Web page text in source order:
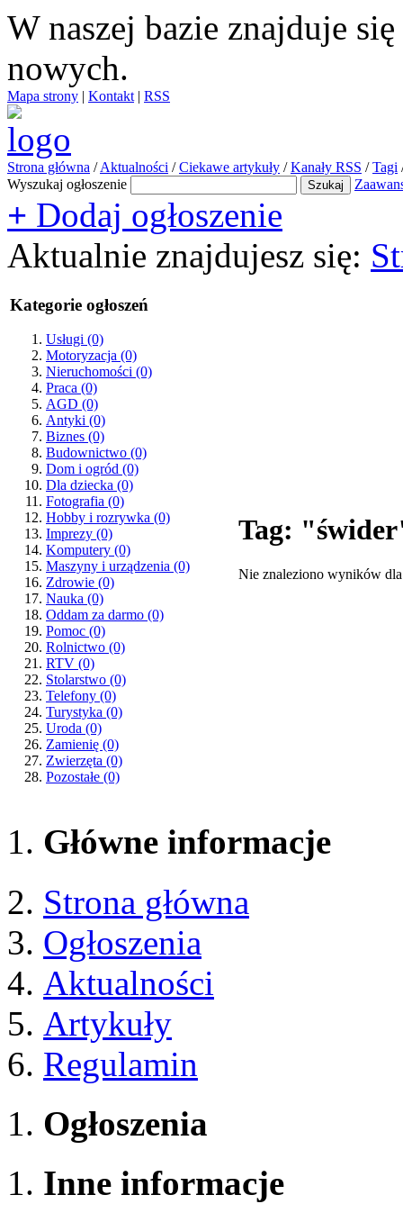
W naszej bazie znajduje się
nowych.
Mapa strony | Kontakt | RSS
Strona główna / Aktualności / Ciekawe artykuły / Kanały RSS / Tagi
Wyszukaj ogłoszenie
+ Dodaj ogłoszenie
Aktualnie znajdujesz się:
Kategorie ogłoszeń
Usługi (0)
Motoryzacja (0)
Nieruchomości (0)
Praca (0)
AGD (0)
Antyki (0)
Biznes (0)
Budownictwo (0)
Dom i ogród (0)
Dla dziecka (0)
Fotografia (0)
Hobby i rozrywka (0)
Imprezy (0)
Komputery (0)
Maszyny i urządzenia (0)
Zdrowie (0)
Nauka (0)
Oddam za darmo (0)
Pomoc (0)
Rolnictwo (0)
RTV (0)
Stolarstwo (0)
Telefony (0)
Turystyka (0)
Uroda (0)
Zamienię (0)
Zwierzęta (0)
Pozostałe (0)
Tag:
Nie znaleziono wyników
Główne informacje
Strona główna
Ogłoszenia
Aktualności
Artykuły
Regulamin
Ogłoszenia
Inne informacje